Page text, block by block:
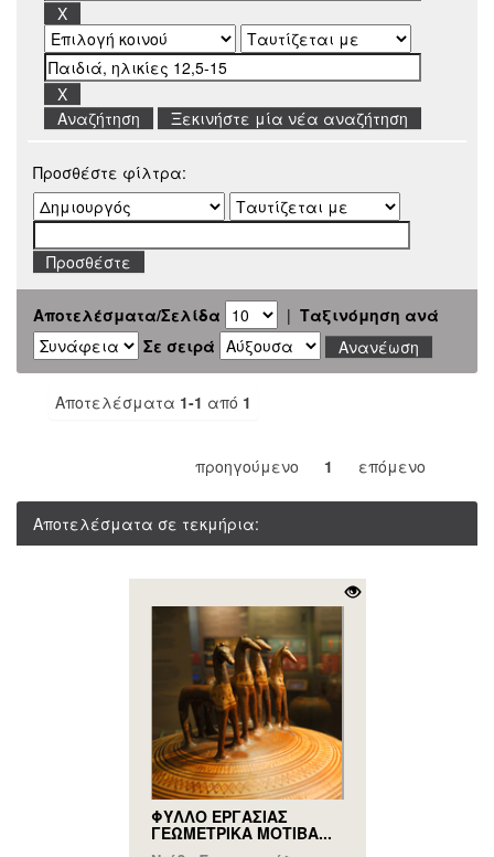
Ξεκινήστε μία νέα αναζήτηση
Προσθέστε φίλτρα:
Αποτελέσματα/Σελίδα | Ταξινόμηση ανά
Σε σειρά
Αποτελέσματα 1-1 από 1
προηγούμενο 1 επόμενο
Αποτελέσματα σε τεκμήρια:
ΦΥΛΛΟ ΕΡΓΑΣΙΑΣ
ΓΕΩΜΕΤΡΙΚΑ ΜΟΤΙΒΑ...